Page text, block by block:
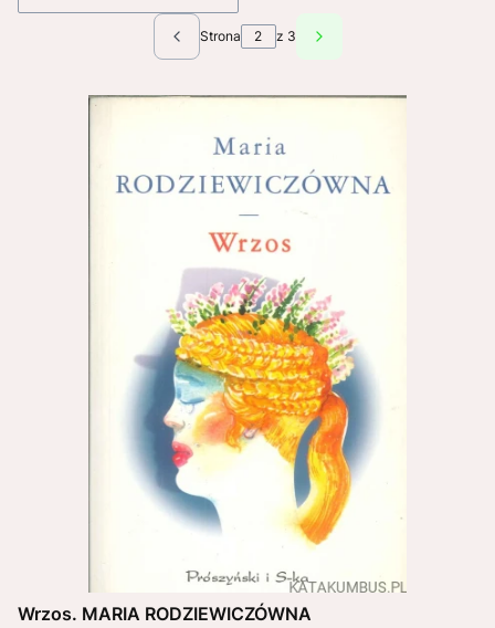
Poprzednie produkty
Strona z 3 Następne produkty
Wrzos. MARIA RODZIEWICZÓWNA